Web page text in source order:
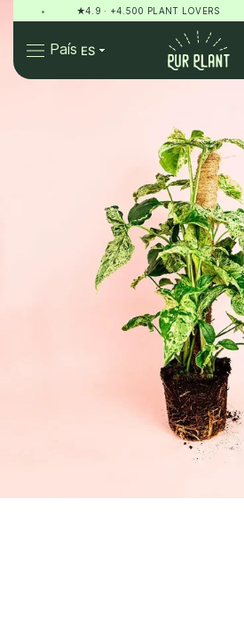
★4.9 · +4.500 PLANT LOVERS
País
Pur Plant
Sobre Pur Plant